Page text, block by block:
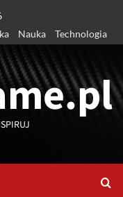
Nauka Technologia